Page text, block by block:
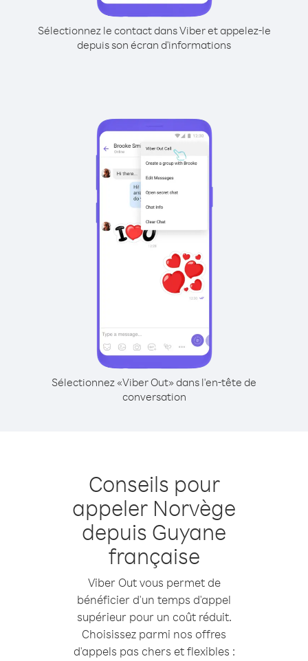
Sélectionnez le contact dans Viber et appelez-le
depuis son écran d'informations
Sélectionnez «Viber Out» dans l'en-tête de
conversation
Conseils pour
appeler Norvège
depuis Guyane
française
Viber Out vous permet de
bénéficier d'un temps d'appel
supérieur pour un coût réduit.
Choisissez parmi nos offres
d'appels pas chers et flexibles :